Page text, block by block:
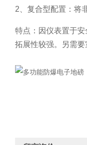
2、复合型配置：将
特点：因仪表置于
拓展性较强。另需